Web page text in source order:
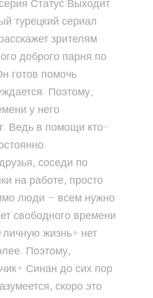
Статус:Выходит
турецкий сериал
зрителям
доброго парня по
готов помочь
Поэтому,
у него
Ведь в помощи кто-
соседи по
на работе, просто
люди — всем нужно
свободного времени
жизнь» нет
Поэтому,
Синан до сих пор
скоро это